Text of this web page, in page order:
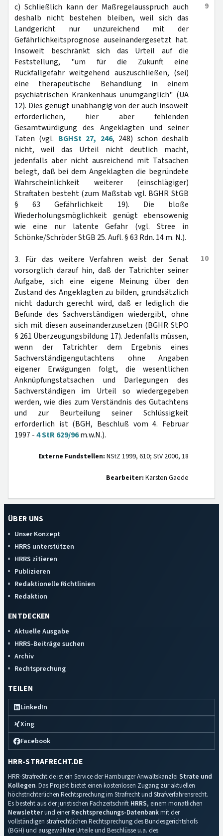
9
c) Schließlich kann der Maßregelausspruch auch
deshalb nicht bestehen bleiben, weil sich das
Landgericht nur unzureichend mit der
Gefährlichkeitsprognose auseinandergesetzt hat.
Insoweit beschränkt sich das Urteil auf die
Feststellung, "um für die Zukunft eine
Rückfallgefahr weitgehend auszuschließen, (sei)
eine therapeutische Behandlung in einem
psychiatrischen Krankenhaus unumgänglich" (UA
12). Dies genügt unabhängig von der auch insoweit
erforderlichen, hier aber fehlenden
Gesamtwürdigung des Angeklagten und seiner
Taten (vgl. BGHSt 27, 246, 248) schon deshalb
nicht, weil das Urteil nicht deutlich macht,
jedenfalls aber nicht ausreichend mit Tatsachen
belegt, daß bei dem Angeklagten die begründete
Wahrscheinlichkeit weiterer (einschlägiger)
Straftaten besteht (zum Maßstab vgl. BGHR StGB
§ 63 Gefährlichkeit 19). Die bloße
Wiederholungsmöglichkeit genügt ebensowenig
wie eine nur latente Gefahr (vgl. Stree in
Schönke/Schröder StGB 25. Aufl. § 63 Rdn. 14 m. N.).
10
3. Für das weitere Verfahren weist der Senat
vorsorglich darauf hin, daß der Tatrichter seiner
Aufgabe, sich eine eigene Meinung über den
Zustand des Angeklagten zu bilden, grundsätzlich
nicht dadurch gerecht wird, daß er lediglich die
Befunde des Sachverständigen wiedergibt, ohne
sich mit diesen auseinanderzusetzen (BGHR StPO
§ 261 Überzeugungsbildung 17). Jedenfalls müssen,
wenn der Tatrichter dem Ergebnis eines
Sachverständigengutachtens ohne Angaben
eigener Erwägungen folgt, die wesentlichen
Anknüpfungstatsachen und Darlegungen des
Sachverständigen im Urteil so wiedergegeben
werden, wie dies zum Verständnis des Gutachtens
und zur Beurteilung seiner Schlüssigkeit
erforderlich ist (BGH, Beschluß vom 4. Februar
1997 -4 StR 629/96m.w.N.).
Externe Fundstellen: NStZ 1999, 610; StV 2000, 18
Bearbeiter: Karsten Gaede
ÜBER UNS
Unser Konzept
HRRS unterstützen
HRRS zitieren
Publizieren
Redaktionelle Richtlinien
Redaktion
ENTDECKEN
Aktuelle Ausgabe
HRRS-Beiträge suchen
Archiv
Rechtsprechung
TEILEN
LinkedIn
Xing
Facebook
HRR-STRAFRECHT.DE
HRR-Strafrecht.de ist ein Service der Hamburger Anwaltskanzlei Strate und
Kollegen. Das Projekt bietet einen kostenlosen Zugang zur aktuellen
höchstrichterlichen Rechtsprechung im Strafrecht und Strafverfahrensrecht.
Es besteht aus der juristischen Fachzeitschrift HRRS, einem monatlichen
Newsletterund einerRechtsprechungs-Datenbankmit der
vollständigen strafrechtlichen Rechtsprechung des Bundesgerichtshofs
(BGH) und ausgewählter Urteile und Beschlüsse u.a. des